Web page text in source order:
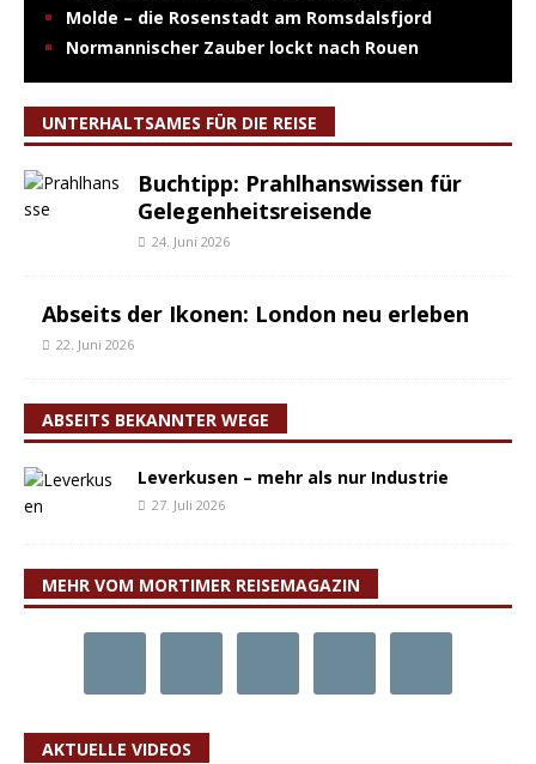
Molde – die Rosenstadt am Romsdalsfjord
Normannischer Zauber lockt nach Rouen
UNTERHALTSAMES FÜR DIE REISE
Buchtipp: Prahlhanswissen für
Gelegenheitsreisende
24. Juni 2026
Abseits der Ikonen: London neu erleben
22. Juni 2026
ABSEITS BEKANNTER WEGE
Leverkusen – mehr als nur Industrie
27. Juli 2026
MEHR VOM MORTIMER REISEMAGAZIN
AKTUELLE VIDEOS